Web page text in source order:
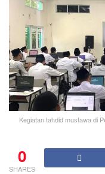
Kegiatan tahdid mustawa di
0
SHARES